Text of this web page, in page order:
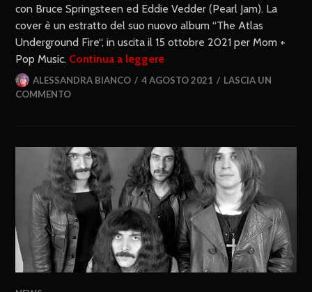
con Bruce Springsteen ed Eddie Vedder (Pearl Jam). La
cover è un estratto del suo nuovo album “The Atlas
Underground Fire“, in uscita il 15 ottobre 2021 per Mom +
Pop Music. Continua a leggere
ALESSANDRA BIANCO 4 AGOSTO 2021
LASCIA UN
COMMENTO